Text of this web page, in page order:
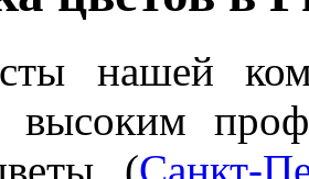
нашей
высоким